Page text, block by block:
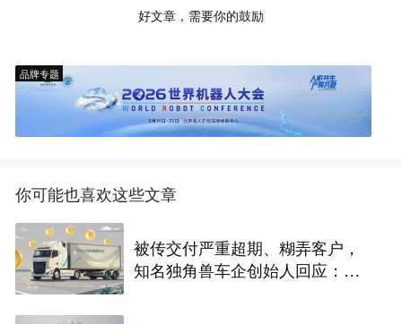
好文章，需要你的鼓励
品牌专题
你可能也喜欢这些文章
被传交付严重超期、糊弄客户，
知名独角兽车企创始人回应：都